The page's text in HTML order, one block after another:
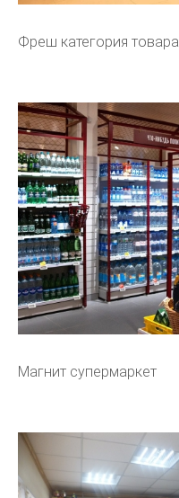
Фреш категория товара
Магнит супермаркет